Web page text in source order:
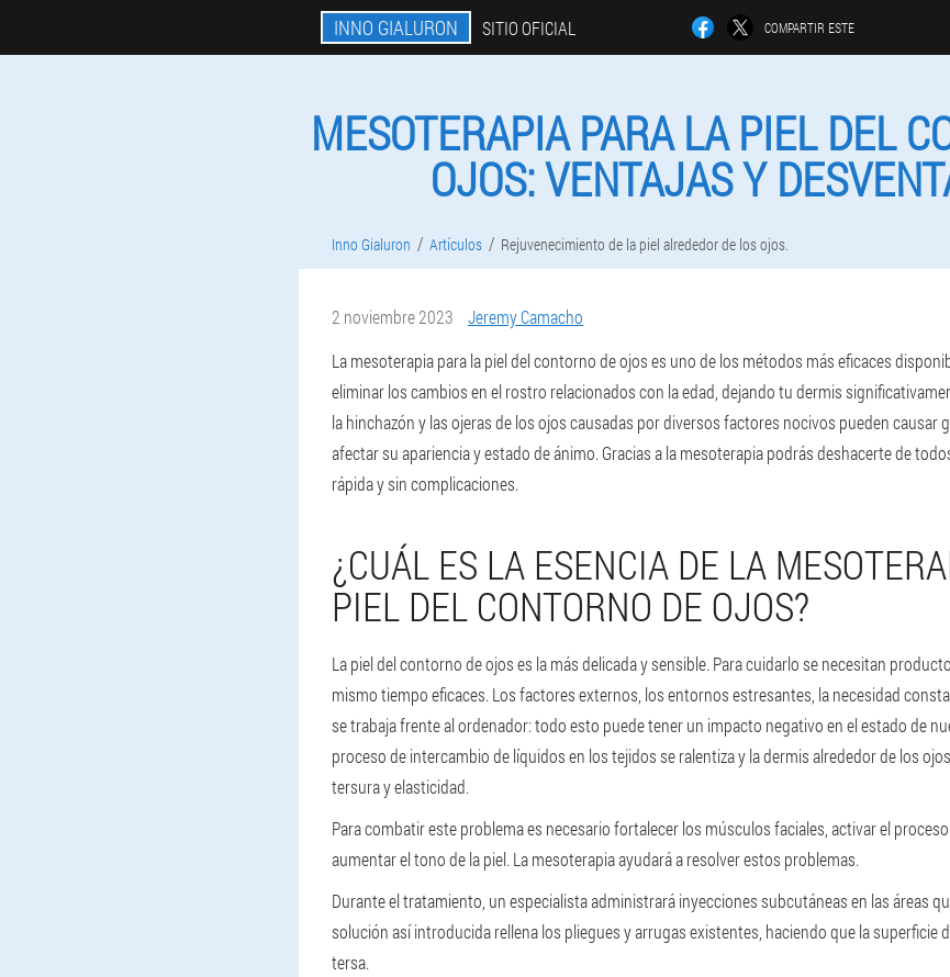
INNO GIALURON SITIO OFICIAL COMPARTIR ESTE
MESOTERAPIA PARA LA PIEL DEL
OJOS: VENTAJAS Y
Inno Gialuron Artículos Rejuvenecimiento de la piel alrededor de los ojos.
2 noviembre 2023
Jeremy Camacho
La mesoterapia para la piel del contorno de ojos es uno de los métodos más eficaces
eliminar los cambios en el rostro relacionados con la edad, dejando tu dermis
la hinchazón y las ojeras de los ojos causadas por diversos factores nocivos pueden causar
afectar su apariencia y estado de ánimo. Gracias a la mesoterapia podrás deshacerte de
rápida y sin complicaciones.
¿CUÁL ES LA ESENCIA DE LA
PIEL DEL CONTORNO DE OJOS?
La piel del contorno de ojos es la más delicada y sensible. Para cuidarlo se necesitan
mismo tiempo eficaces. Los factores externos, los entornos estresantes, la necesidad
se trabaja frente al ordenador: todo esto puede tener un impacto negativo en el estado de
proceso de intercambio de líquidos en los tejidos se ralentiza y la dermis alrededor de los
tersura y elasticidad.
Para combatir este problema es necesario fortalecer los músculos faciales, activar el
aumentar el tono de la piel. La mesoterapia ayudará a resolver estos problemas.
Durante el tratamiento, un especialista administrará inyecciones subcutáneas en las áreas
solución así introducida rellena los pliegues y arrugas existentes, haciendo que la superficie
tersa.